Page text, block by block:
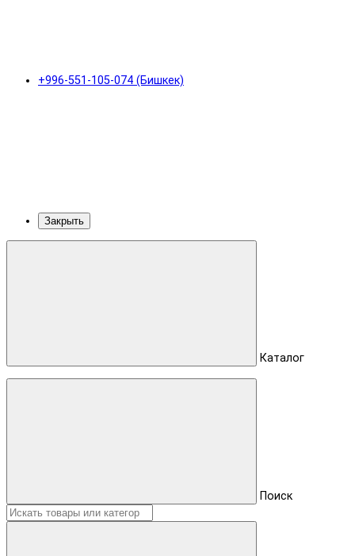
+996-551-105-074 (Бишкек)
Закрыть
Каталог
Поиск